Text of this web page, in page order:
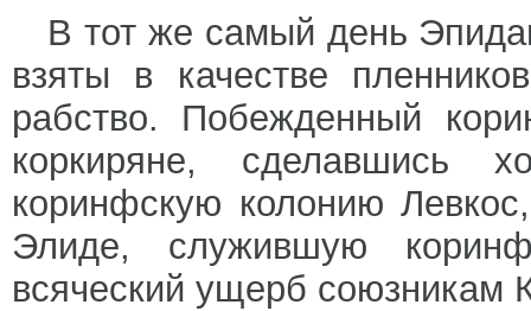
В тот же самый день
взяты в качестве
рабство. Побежденный
коркиряне, сделавшись
коринфскую колонию
Элиде, служившую
всяческий ущерб союзникам